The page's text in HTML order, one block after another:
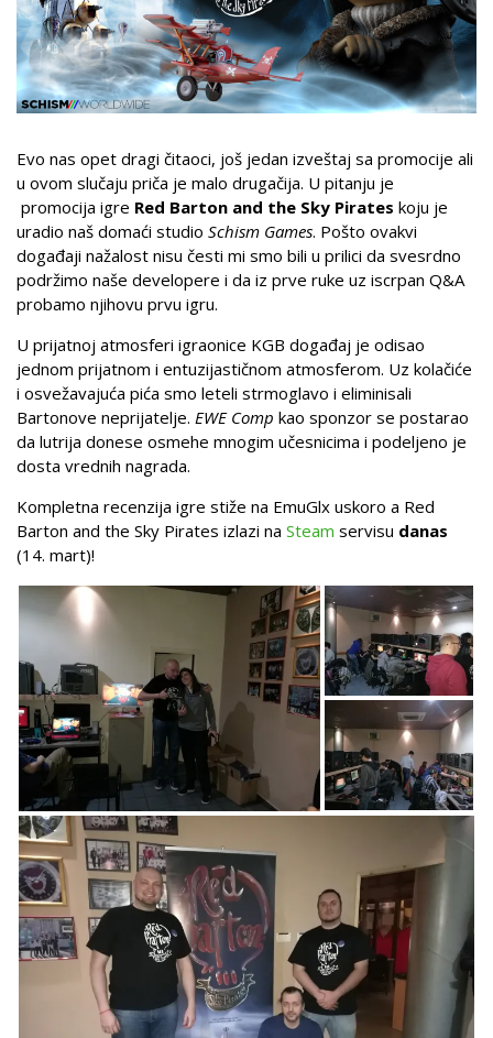
Evo nas opet dragi čitaoci, još jedan izveštaj sa promocije ali
u ovom slučaju priča je malo drugačija. U pitanju je
promocija igre Red Barton and the Sky Pirates koju je
uradio naš domaći studio Schism Games. Pošto ovakvi
događaji nažalost nisu česti mi smo bili u prilici da svesrdno
podržimo naše developere i da iz prve ruke uz iscrpan Q&A
probamo njihovu prvu igru.
U prijatnoj atmosferi igraonice KGB događaj je odisao
jednom prijatnom i entuzijastičnom atmosferom. Uz kolačiće
i osvežavajuća pića smo leteli strmoglavo i eliminisali
Bartonove neprijatelje. EWE Comp kao sponzor se postarao
da lutrija donese osmehe mnogim učesnicima i podeljeno je
dosta vrednih nagrada.
Kompletna recenzija igre stiže na EmuGlx uskoro a Red
Barton and the Sky Pirates izlazi na Steam servisu danas
(14. mart)!